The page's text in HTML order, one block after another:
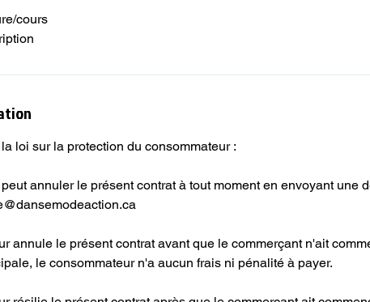
cours
loi sur la protection du consommateur :
annuler le présent contrat à tout moment en envoyant une
annule le présent contrat avant que le commerçant n'ait
le consommateur n'a aucun frais ni pénalité à payer.